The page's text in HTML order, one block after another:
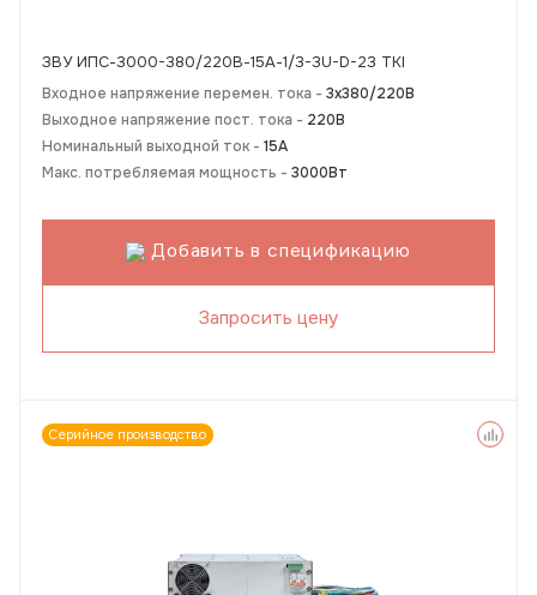
ЗВУ ИПС-3000-380/220В-15А-1/3-3U-D-23 ТКI
Входное напряжение перемен. тока - 3х380/220В
Выходное напряжение пост. тока - 220В
Номинальный выходной ток - 15А
Макс. потребляемая мощность - 3000Вт
Добавить в спецификацию
Запросить цену
Серийное производство